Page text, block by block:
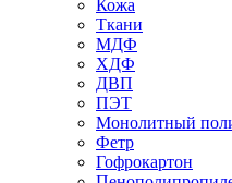
Кожа
Ткани
МДФ
ХДФ
ДВП
ПЭТ
Монолитный
Фетр
Гофрокартон